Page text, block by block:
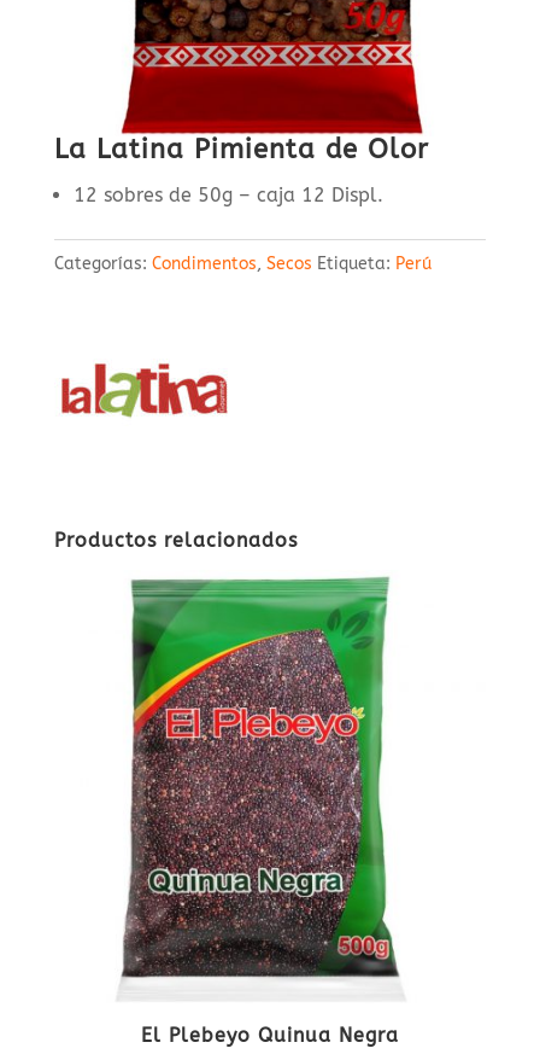
La Latina Pimienta de Olor
12 sobres de 50g – caja 12 Displ.
Categorías: Condimentos, Secos Etiqueta: Perú
Productos relacionados
El Plebeyo Quinua Negra